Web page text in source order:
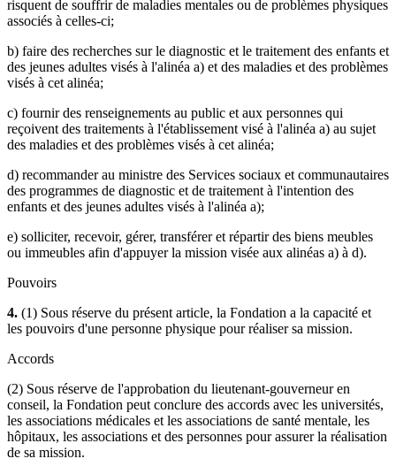
risquent de souffrir de maladies mentales ou de problèmes physiques
associés à celles-ci;
b) faire des recherches sur le diagnostic et le traitement des enfants et
des jeunes adultes visés à l'alinéa a) et des maladies et des problèmes
visés à cet alinéa;
c) fournir des renseignements au public et aux personnes qui
reçoivent des traitements à l'établissement visé à l'alinéa a) au sujet
des maladies et des problèmes visés à cet alinéa;
d) recommander au ministre des Services sociaux et communautaires
des programmes de diagnostic et de traitement à l'intention des
enfants et des jeunes adultes visés à l'alinéa a);
e) solliciter, recevoir, gérer, transférer et répartir des biens meubles
ou immeubles afin d'appuyer la mission visée aux alinéas a) à d).
Pouvoirs
4. (1) Sous réserve du présent article, la Fondation a la capacité et
les pouvoirs d'une personne physique pour réaliser sa mission.
Accords
(2) Sous réserve de l'approbation du lieutenant-gouverneur en
conseil, la Fondation peut conclure des accords avec les universités,
les associations médicales et les associations de santé mentale, les
hôpitaux, les associations et des personnes pour assurer la réalisation
de sa mission.